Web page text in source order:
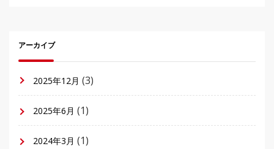
アーカイブ
2025年12月 (3)
2025年6月 (1)
2024年3月 (1)